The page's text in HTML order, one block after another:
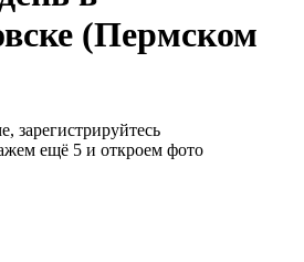
(Пермском
зарегистрируйтесь
ещё 5 и откроем фото